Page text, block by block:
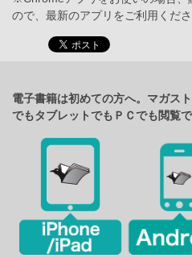
ので、最新のアプリをご利用くださ
電子書籍は初めての方へ。マガス
でもタブレットでもＰＣでも閲覧で